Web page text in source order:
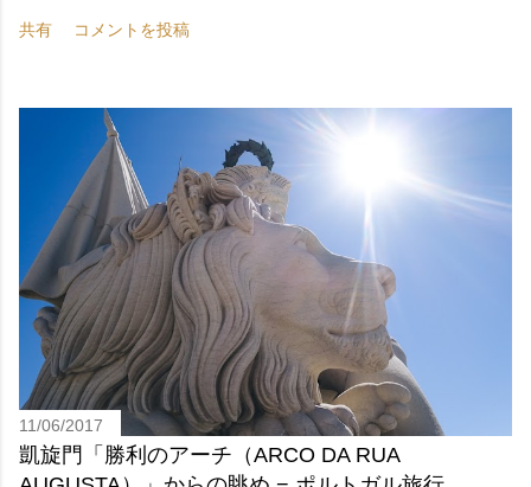
共有 コメントを投稿
11/06/2017
凱旋門「勝利のアーチ（ARCO DA RUA